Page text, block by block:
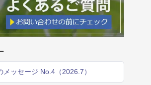
メッセージ No.4（2026.7）